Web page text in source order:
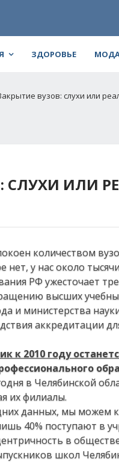
ЗДОРОВЬЕ
вузов: слухи или
СЛУХИ ИЛИ
количеством
нет, у нас около
РФ ужесточает
высших
и министерства
аккредитации
к 2010 году
в Челябинской
их филиалы.
данных, мы можем
40% поступают в
в
школ